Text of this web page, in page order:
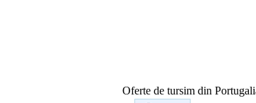
Oferte de tursim din